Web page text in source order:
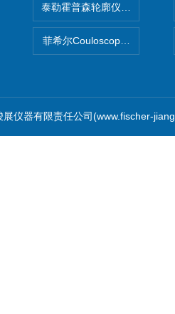
泰勒霍普森轮廓仪|TAYLOR
菲希尔Couloscope CMS2电
仪器有限责任公司(www.fischer-